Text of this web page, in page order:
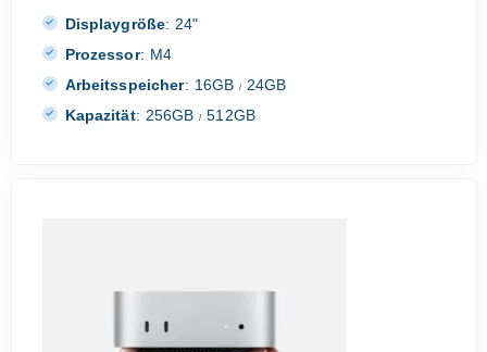
Displaygröße: 24"
Prozessor: M4
Arbeitsspeicher: 16GB / 24GB
Kapazität: 256GB/ 512GB